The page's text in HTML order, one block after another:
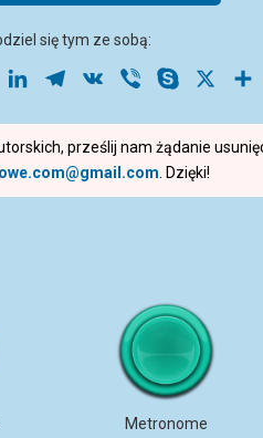
się tym ze sobą:
TumblrLinkedInTelegram
VK Viber Skype
prześlij nam żądanie
. Dzięki!
Metronome